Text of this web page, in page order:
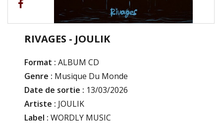
RIVAGES - JOULIK
Format : ALBUM CD
Genre : Musique Du Monde
Date de sortie : 13/03/2026
Artiste : JOULIK
Label : WORDLY MUSIC